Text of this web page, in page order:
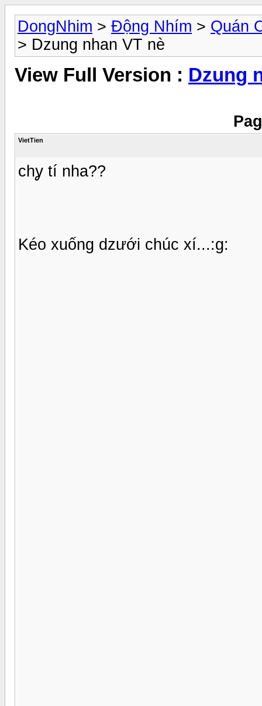
DongNhim > Động Nhím > Quán
> Dzung nhan VT nè
View Full Version : Dzung
VietTien
chỿ tí nha??
Kéo xuống dzưới chúc xí...:g: